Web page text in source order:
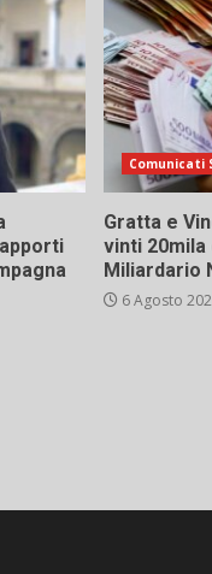
Comunicati
Gratta e
vinti 20mila
Miliardario
6 Agosto